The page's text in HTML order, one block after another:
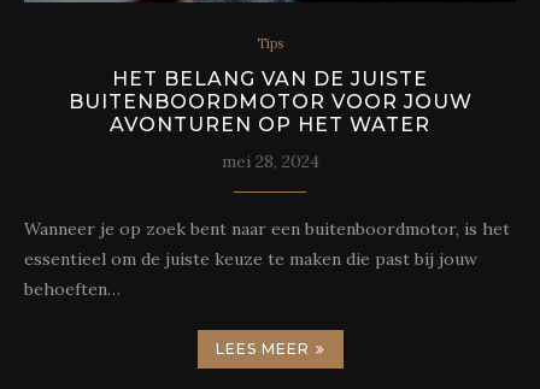
Tips
HET BELANG VAN DE JUISTE
BUITENBOORDMOTOR VOOR JOUW
AVONTUREN OP HET WATER
mei 28, 2024
Wanneer je op zoek bent naar een buitenboordmotor, is het
essentieel om de juiste keuze te maken die past bij jouw
behoeften…
LEES MEER